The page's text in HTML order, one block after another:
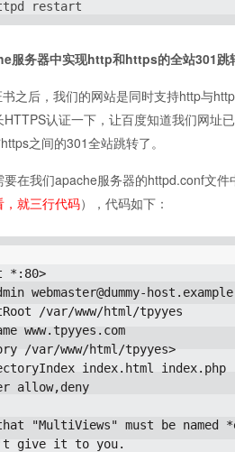
restart
服务器中实现http和https的全站301跳
之后，我们的网站是同时支持http与
HTTPS认证一下，让百度知道我们网址
之间的301全站跳转了。
在我们apache服务器的httpd.conf文
就三行代码），代码如下：
*:80>
webmaster@dummy-
/var/www/html/tpyyes
www.tpyyes.com
/var/www/html/tpyyes>
index.html index.php
allow,deny
"MultiViews" must be named
give it to you.